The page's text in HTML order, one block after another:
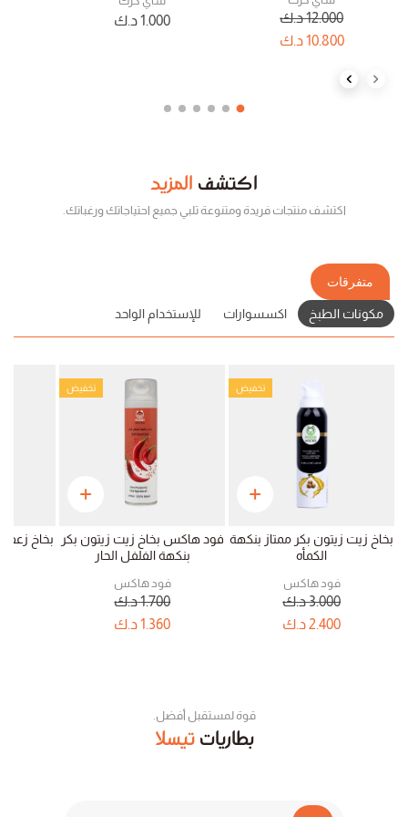
12.000د.ك
10.800د.ك
1.000د.ك
Next slide
Previous slide
اكتشف المزيد
اكتشف منتجات فريدة ومتنوعة تلبي جميع احتياجاتك ورغباتك.
متفرقات
مكونات الطبخ اكسسوارات للإستخدام الواحد
تخفيض
بخاخ زيت زيتون بكر ممتاز بنكهة
الكمأه
فود هاكس
3.000د.ك
2.400د.ك
تخفيض
فود هاكس بخاخ زيت زيتون بكر
بنكهة الفلفل الحار
فود هاكس
1.700د.ك
1.360د.ك
قوة لمستقبل أفضل.
بطارياتتيسلا